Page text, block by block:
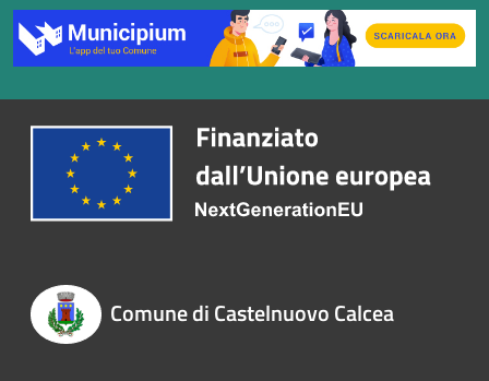
Comune di Castelnuovo Calcea